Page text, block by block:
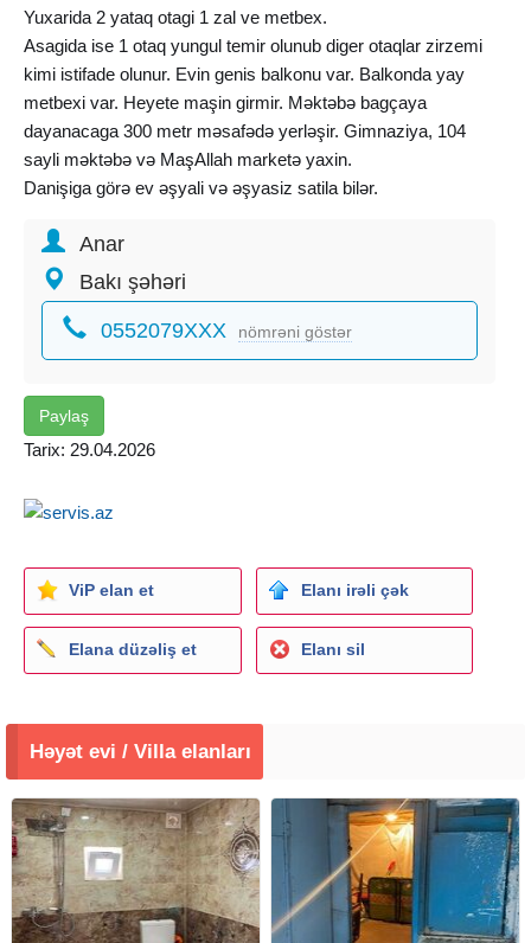
Yuxarida 2 yataq otagi 1 zal ve metbex.
Asagida ise 1 otaq yungul temir olunub diger otaqlar zirzemi
kimi istifade olunur. Evin genis balkonu var. Balkonda yay
metbexi var. Heyete maşin girmir. Məktəbə bagçaya
dayanacaga 300 metr məsafədə yerləşir. Gimnaziya, 104
sayli məktəbə və MaşAllah marketə yaxin.
Danişiga görə ev əşyali və əşyasiz satila bilər.
satilir. Vasitəçilər narahat eləməsin.
Anar
Bakı şəhəri
0552079XXX nömrəni göstər
Paylaş
Tarix: 29.04.2026
ViP elan et Elanı irəli çək
Elana düzəliş et Elanı sil
Həyət evi / Villa elanları